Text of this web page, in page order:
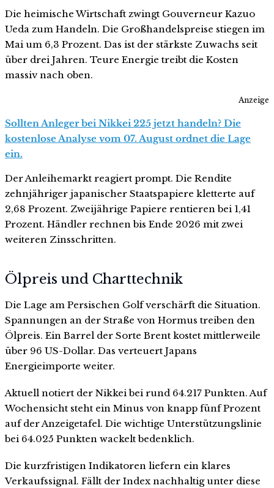
Die heimische Wirtschaft zwingt Gouverneur Kazuo
Ueda zum Handeln. Die Großhandelspreise stiegen im
Mai um 6,3 Prozent. Das ist der stärkste Zuwachs seit
über drei Jahren. Teure Energie treibt die Kosten
massiv nach oben.
Anzeige
Sollten Anleger bei Nikkei 225 jetzt handeln? Die
kostenlose Analyse vom 07. August ordnet die Lage
ein.
Der Anleihemarkt reagiert prompt. Die Rendite
zehnjähriger japanischer Staatspapiere kletterte auf
2,68 Prozent. Zweijährige Papiere rentieren bei 1,41
Prozent. Händler rechnen bis Ende 2026 mit zwei
weiteren Zinsschritten.
Ölpreis und Charttechnik
Die Lage am Persischen Golf verschärft die Situation.
Spannungen an der Straße von Hormus treiben den
Ölpreis. Ein Barrel der Sorte Brent kostet mittlerweile
über 96 US-Dollar. Das verteuert Japans
Energieimporte weiter.
Aktuell notiert der Nikkei bei rund 64.217 Punkten. Auf
Wochensicht steht ein Minus von knapp fünf Prozent
auf der Anzeigetafel. Die wichtige Unterstützungslinie
bei 64.025 Punkten wackelt bedenklich.
Die kurzfristigen Indikatoren liefern ein klares
Verkaufssignal. Fällt der Index nachhaltig unter diese